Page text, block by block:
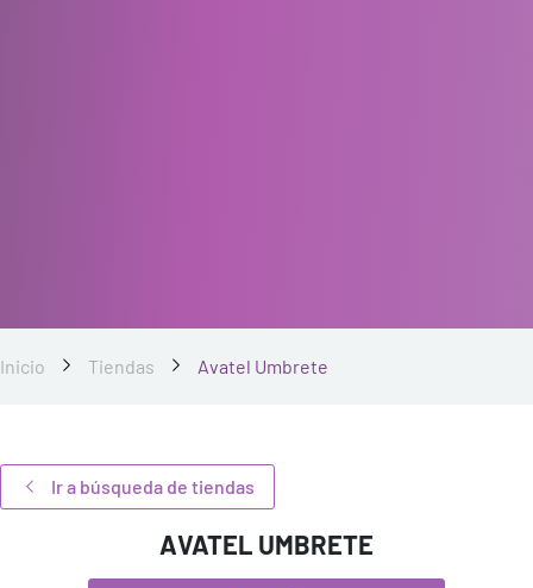
Inicio Tiendas Avatel Umbrete
Ir a búsqueda de tiendas
AVATEL UMBRETE